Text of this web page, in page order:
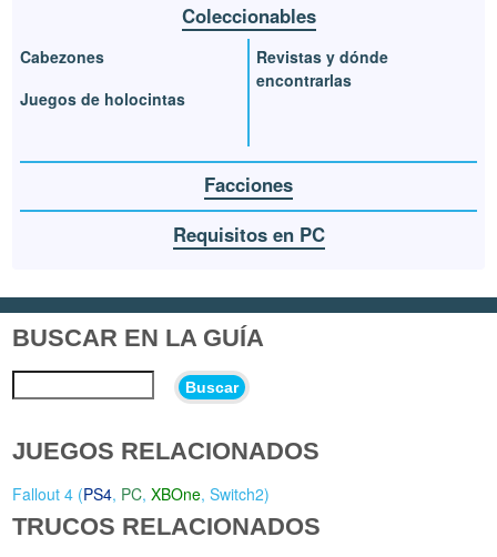
Coleccionables
Cabezones
Juegos de holocintas
Revistas y dónde
encontrarlas
Facciones
Requisitos en PC
BUSCAR EN LA GUÍA
Buscar
JUEGOS RELACIONADOS
Fallout 4 (PS4, PC,XBOne,Switch2)
TRUCOS RELACIONADOS